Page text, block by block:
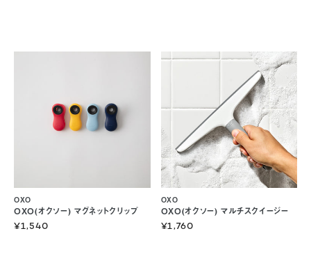
OXO(オクソー) マグネットクリップ
OXO
¥1,540
OXO(オクソー) マルチスクイージー
OXO
¥1,760